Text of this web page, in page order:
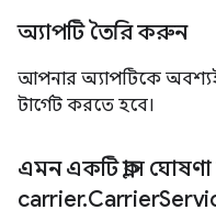
অ্যাপটি তৈরি করুন
আপনার অ্যাপটিকে
টার্গেট করতে হবে।
এমন একটি ক্লাস
carrier.Carrier